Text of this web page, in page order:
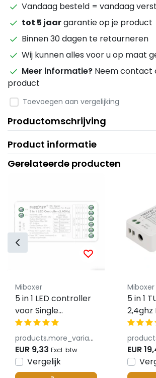
Vandaag besteld = vandaag
tot 5 jaargarantie op je product
Binnen 30 dagen te retourneren
Wij kunnen alles voor u op maat
Meer informatie? Neem contact
product
Toevoegen aan vergelijking
Productomschrijving
Product informatie
Gerelateerde producten
Miboxer
5 in 1 LED controller
voor Single
Color/Dual
White/RGB/RGBW/RGBWW/
LED strips 12-24v -
SR5
products.more_variants_available
EUR 9,33 Excl. btw
Vergelijk
Miboxer
5 in 1
2,4ghz
Single
White/
LED
SZ5
EUR